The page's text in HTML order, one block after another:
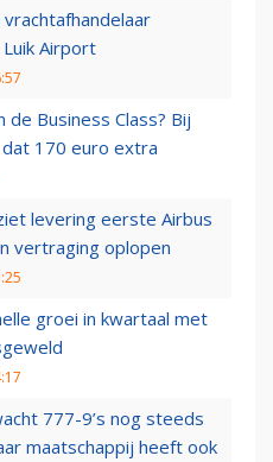
vrachtafhandelaar
Airport
de Business Class? Bij
170 euro extra
levering eerste Airbus
vertraging oplopen
groei in kwartaal met
777-9’s nog steeds
maatschappij heeft ook